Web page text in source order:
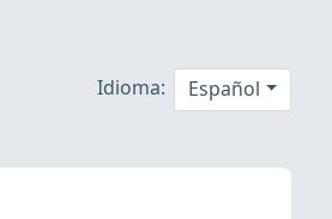
Idioma: Español